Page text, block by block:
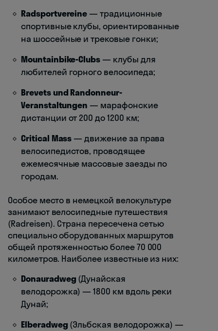
Radsportvereine — традиционные
спортивные клубы, ориентированные
на шоссейные и трековые гонки;
Mountainbike-Clubs — клубы для
любителей горного велосипеда;
Brevets und Randonneur-
Veranstaltungen — марафонские
дистанции от 200 до 1200 км;
Critical Mass — движение за права
велосипедистов, проводящее
ежемесячные массовые заезды по
городам.
Особое место в немецкой велокультуре
занимают велосипедные путешествия
(Radreisen). Страна пересечена сетью
специально оборудованных маршрутов
общей протяженностью более 70 000
километров. Наиболее известные из них:
Donauradweg (Дунайская
велодорожка) — 1800 км вдоль реки
Дунай;
Elberadweg (Эльбская велодорожка) —